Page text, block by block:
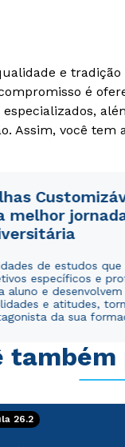
e
é
Assim, você tem
melhor
de estudos
específicos e
aluno e
e atitudes,
da sua
26.2
Estou de acordo com
envio de conteúdos
Estou de acordo com
envio de conteúdos